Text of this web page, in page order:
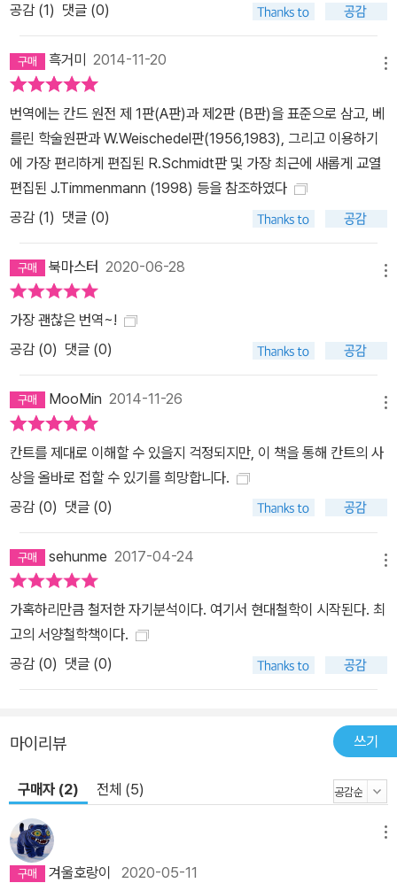
공감 (1) 댓글 (0)
흑거미 2014-11-20
번역에는 칸드 원전 제 1판(A판)과 제2판 (B판)을 표준으로 삼고, 베
를린 학술원판과 W.Weischedel판(1956,1983), 그리고 이용하기
에 가장 편리하게 편집된 R.Schmidt판 및 가장 최근에 새롭게 교열
편집된 J.Timmenmann (1998) 등을 참조하였다
공감 (1) 댓글 (0)
북마스터 2020-06-28
가장 괜찮은 번역~!
공감 (0) 댓글 (0)
MooMin 2014-11-26
칸트를 제대로 이해할 수 있을지 걱정되지만, 이 책을 통해 칸트의 사
상을 올바로 접할 수 있기를 희망합니다.
공감 (0) 댓글 (0)
sehunme 2017-04-24
가혹하리만큼 철저한 자기분석이다. 여기서 현대철학이 시작된다. 최
고의 서양철학책이다.
공감 (0) 댓글 (0)
마이리뷰 쓰기
구매자 (2) 전체 (5)
겨울호랑이 2020-05-11